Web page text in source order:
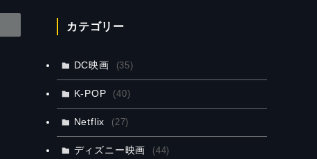
カテゴリー
DC映画 (35)
K-POP (40)
Netflix (27)
ディズニー映画 (44)